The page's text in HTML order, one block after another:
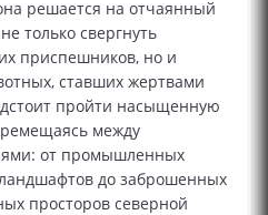
решается на отчаянный
только свергнуть
приспешников, но и
ставших жертвами
пройти насыщенную
между
от промышленных
до заброшенных
просторов северной